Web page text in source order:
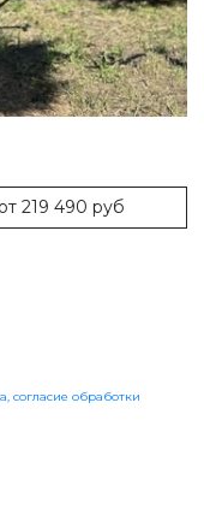
от 219 490 руб
согласие обработки